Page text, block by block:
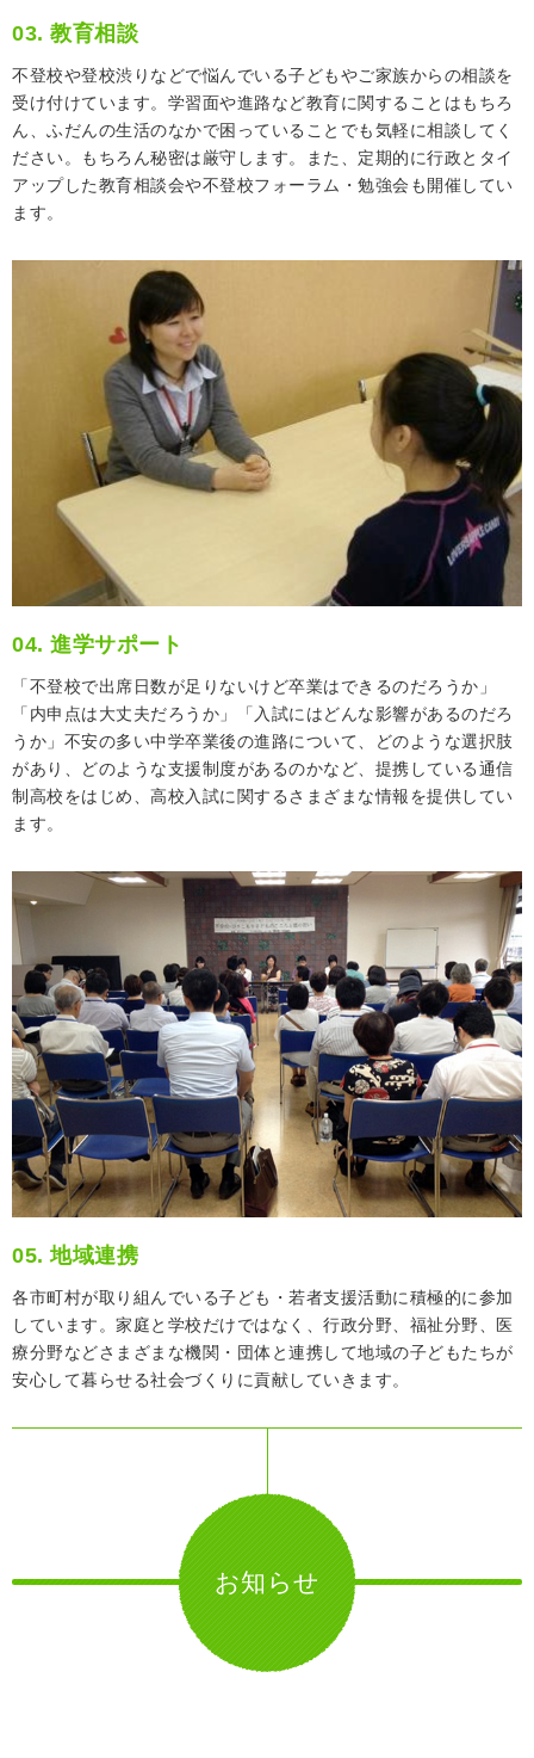
03. 教育相談
不登校や登校渋りなどで悩んでいる子どもやご家族からの相談を
受け付けています。学習面や進路など教育に関することはもちろ
ん、ふだんの生活のなかで困っていることでも気軽に相談してく
ださい。もちろん秘密は厳守します。また、定期的に行政とタイ
アップした教育相談会や不登校フォーラム・勉強会も開催してい
ます。
04. 進学サポート
「不登校で出席日数が足りないけど卒業はできるのだろうか」
「内申点は大丈夫だろうか」「入試にはどんな影響があるのだろ
うか」不安の多い中学卒業後の進路について、どのような選択肢
があり、どのような支援制度があるのかなど、提携している通信
制高校をはじめ、高校入試に関するさまざまな情報を提供してい
ます。
05. 地域連携
各市町村が取り組んでいる子ども・若者支援活動に積極的に参加
しています。家庭と学校だけではなく、行政分野、福祉分野、医
療分野などさまざまな機関・団体と連携して地域の子どもたちが
安心して暮らせる社会づくりに貢献していきます。
お知らせ